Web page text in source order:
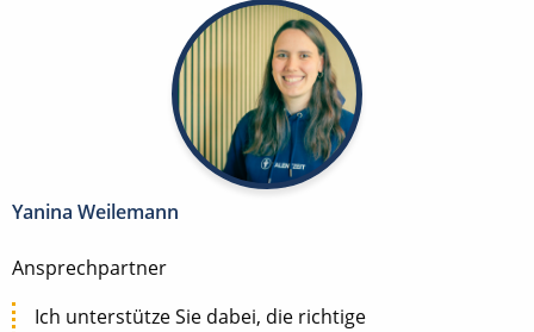
Yanina Weilemann
Ansprechpartner
Ich unterstütze Sie dabei, die richtige